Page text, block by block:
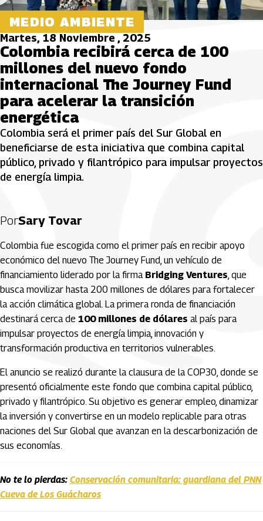
MEDIO AMBIENTE
Martes, 18 Noviembre , 2025
Colombia recibirá cerca de 100
millones del nuevo fondo
internacional The Journey Fund
para acelerar la transición
energética
Colombia será el primer país del Sur Global en
beneficiarse de esta iniciativa que combina capital
público, privado y filantrópico para impulsar proyectos
de energía limpia.
PorSary Tovar
Colombia fue escogida como el primer país en recibir apoyo
económico del nuevo The Journey Fund, un vehículo de
financiamiento liderado por la firma Bridging Ventures, que
busca movilizar hasta 200 millones de dólares para fortalecer
la acción climática global. La primera ronda de financiación
destinará cerca de 100 millones de dólares al país para
impulsar proyectos de energía limpia, innovación y
transformación productiva en territorios vulnerables.
El anuncio se realizó durante la clausura de la COP30, donde se
presentó oficialmente este fondo que combina capital público,
privado y filantrópico. Su objetivo es generar empleo, dinamizar
la inversión y convertirse en un modelo replicable para otras
naciones del Sur Global que avanzan en la descarbonización de
sus economías.
No te lo pierdas: Conservación comunitaria: guardiana del PNN
Cueva de Los Guácharos